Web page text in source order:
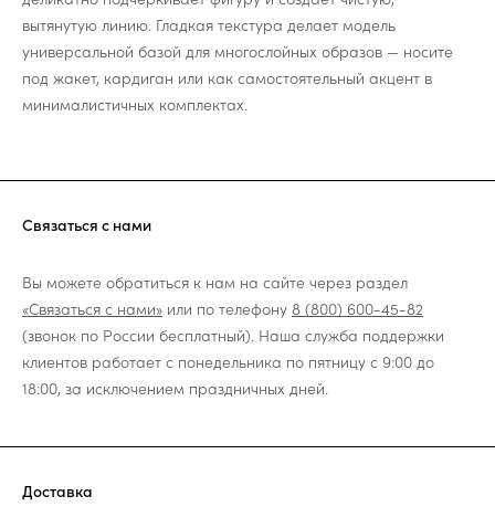
вытянутую линию. Гладкая текстура делает модель
универсальной базой для многослойных образов — носите
под жакет, кардиган или как самостоятельный акцент в
минималистичных комплектах.
Связаться с нами
Вы можете обратиться к нам на сайте через раздел
«Связаться с нами» или по телефону 8 (800) 600-45-82
(звонок по России бесплатный). Наша служба поддержки
клиентов работает с понедельника по пятницу с 9:00 до
18:00, за исключением праздничных дней.
Доставка